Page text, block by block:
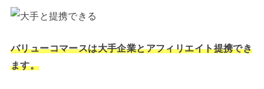
バリューコマースは大手企業とアフィリエイト提携でき
ます。